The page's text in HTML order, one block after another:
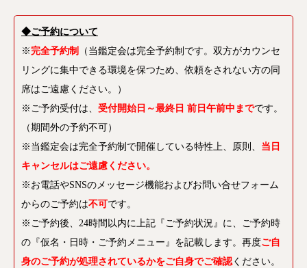
◆ご予約について
※ 完全予約制
（当鑑定会は完全予約制です。双方がカウンセ
リングに集中できる環境を保つため、依頼をされない方の同
席はご遠慮ください。）
※ご予約受付は、 受付開始日～最終日 前日午前中までです。
（期間外の予約不可）
※当鑑定会は完全予約制で開催している特性上、原則、 当日
キャンセルはご遠慮ください。
※お電話やSNSのメッセージ機能およびお問い合せフォーム
からのご予約は不可です。
※ご予約後、24時間以内に上記『ご予約状況』に、ご予約時
の『仮名・日時・ご予約メニュー』を記載します。再度ご自
身のご予約が処理されているかをご自身でご確認ください。